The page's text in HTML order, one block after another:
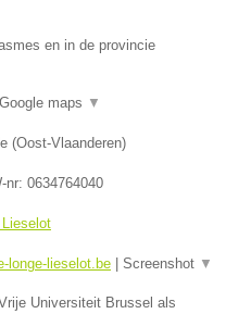
en in de provincie
Google maps ▼
(Oost-Vlaanderen)
nr: 0634764040
Lieselot
longe-lieselot.be Screenshot ▼
Universiteit Brussel als